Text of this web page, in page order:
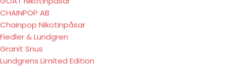
CHAINPOP AB
Chainpop Nikotinpåsar
Fiedler & Lundgren
Granit Snus
Lundgrens Limited Edition